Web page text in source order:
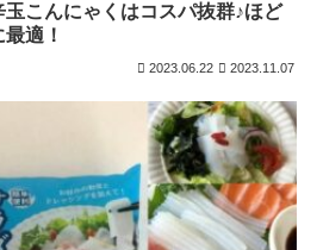
こんにゃくはコスパ抜群♪ほど
適！
2023.06.22 2023.11.07